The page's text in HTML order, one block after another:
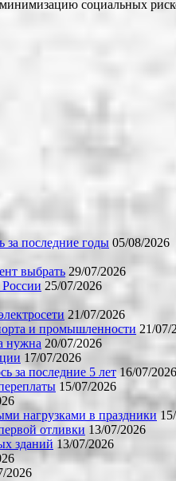
минимизацию социальных
за последние годы 05/08/2026
выбрать 29/07/2026
25/07/2026
21/07/2026
и промышленности 21/07/
нужна 20/07/2026
17/07/2026
за последние 5 лет 16/07/2026
15/07/2026
нагрузками в праздники
отливки 13/07/2026
зданий 13/07/2026
2026